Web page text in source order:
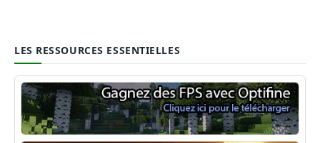
LES RESSOURCES ESSENTIELLES
Optifine